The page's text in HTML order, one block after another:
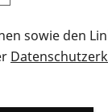
Sie möchten
sowie den